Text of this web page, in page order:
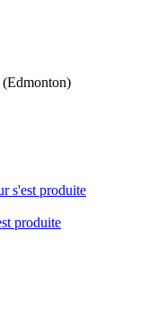
(Edmonton)
s'est produite
produite